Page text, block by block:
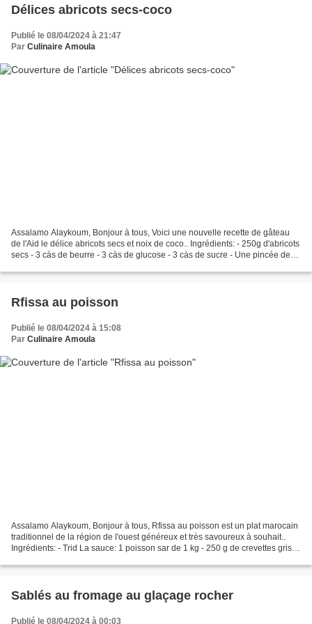
Délices abricots secs-coco
Publié le 08/04/2024 à 21:47
Par Culinaire Amoula
Assalamo Alaykoum, Bonjour à tous, Voici une nouvelle recette de gâteau
de l'Aid le délice abricots secs et noix de coco.. Ingrédients: - 250g d'abricots
secs - 3 càs de beurre - 3 càs de glucose - 3 càs de sucre - Une pincée de
Rfissa au poisson
Publié le 08/04/2024 à 15:08
Par Culinaire Amoula
Assalamo Alaykoum, Bonjour à tous, Rfissa au poisson est un plat marocain
traditionnel de la région de l'ouest généreux et très savoureux à souhait..
Ingrédients: - Trid La sauce: 1 poisson sar de 1 kg - 250 g de crevettes grises
Sablés au fromage au glaçage rocher
Publié le 08/04/2024 à 00:03